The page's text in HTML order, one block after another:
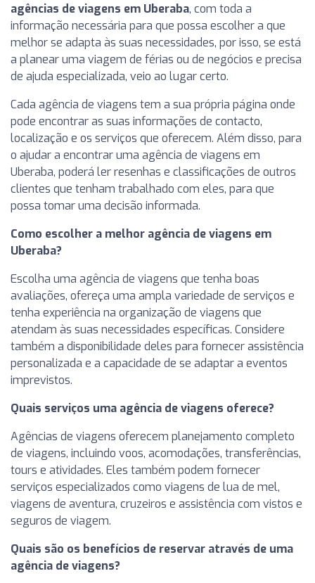
agências de viagens em Uberaba, com toda a
informação necessária para que possa escolher a que
melhor se adapta às suas necessidades, por isso, se está
a planear uma viagem de férias ou de negócios e precisa
de ajuda especializada, veio ao lugar certo.
Cada agência de viagens tem a sua própria página onde
pode encontrar as suas informações de contacto,
localização e os serviços que oferecem. Além disso, para
o ajudar a encontrar uma agência de viagens em
Uberaba, poderá ler resenhas e classificações de outros
clientes que tenham trabalhado com eles, para que
possa tomar uma decisão informada.
Como escolher a melhor agência de viagens em
Uberaba?
Escolha uma agência de viagens que tenha boas
avaliações, ofereça uma ampla variedade de serviços e
tenha experiência na organização de viagens que
atendam às suas necessidades específicas. Considere
também a disponibilidade deles para fornecer assistência
personalizada e a capacidade de se adaptar a eventos
imprevistos.
Quais serviços uma agência de viagens oferece?
Agências de viagens oferecem planejamento completo
de viagens, incluindo voos, acomodações, transferências,
tours e atividades. Eles também podem fornecer
serviços especializados como viagens de lua de mel,
viagens de aventura, cruzeiros e assistência com vistos e
seguros de viagem.
Quais são os benefícios de reservar através de uma
agência de viagens?